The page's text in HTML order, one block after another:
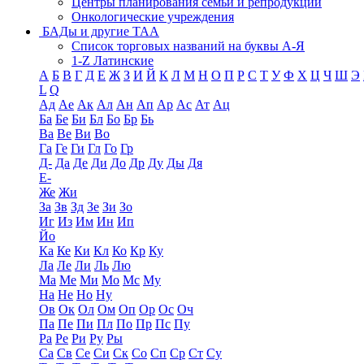
Онкологические учреждения
БАДы и другие ТАА
Список торговых названий на буквы А-Я
1-Z Латинские
А Б В Г Д Е Ж З И Й К Л М Н О П Р С Т У Ф Х Ц Ч Ш Э
L Q
Ад Ае Ак Ал Ан Ап Ар Ас Ат Ац
Ба Бе Би Бл Бо Бр Бь
Ва Ве Ви Во
Га Ге Ги Гл Го Гр
Д- Да Де Ди До Др Ду Ды Дя
Е-
Же Жи
За Зв Зд Зе Зи Зо
Иг Из Им Ин Ип
Йо
Ка Ке Ки Кл Ко Кр Ку
Ла Ле Ли Ль Лю
Ма Ме Ми Мо Мс Му
На Не Но Ну
Ов Ок Ол Ом Оп Ор Ос Оч
Па Пе Пи Пл По Пр Пс Пу
Ра Ре Ри Ру Ры
Са Св Се Си Ск Со Сп Ср Ст Су